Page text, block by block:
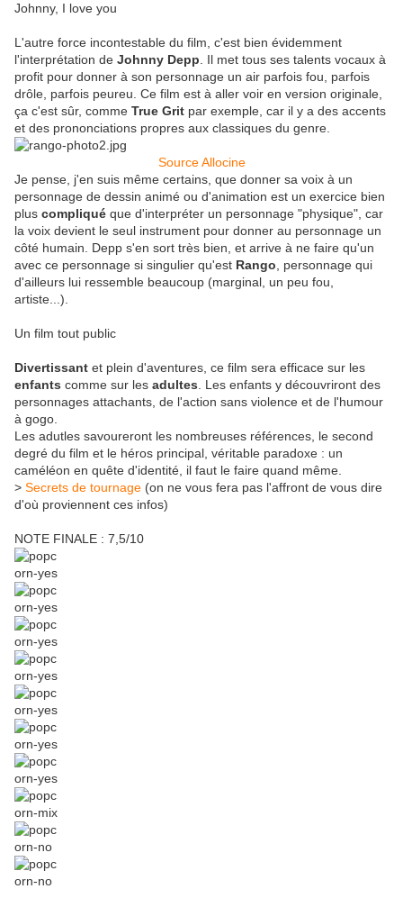
Johnny, I love you
L'autre force incontestable du film, c'est bien évidemment
l'interprétation de Johnny Depp . Il met tous ses talents vocaux à
profit pour donner à son personnage un air parfois fou, parfois
drôle, parfois peureu. Ce film est à aller voir en version originale,
ça c'est sûr, comme True Grit par exemple, car il y a des accents
et des prononciations propres aux classiques du genre.
Source Allocine
Je pense, j'en suis même certains, que donner sa voix à un
personnage de dessin animé ou d'animation est un exercice bien
plus compliqué que d'interpréter un personnage "physique", car
la voix devient le seul instrument pour donner au personnage un
côté humain. Depp s'en sort très bien, et arrive à ne faire qu'un
avec ce personnage si singulier qu'est Rango , personnage qui
d'ailleurs lui ressemble beaucoup (marginal, un peu fou,
artiste...).
Un film tout public
Divertissant et plein d'aventures, ce film sera efficace sur les
enfants comme sur les adultes . Les enfants y découvriront des
personnages attachants, de l'action sans violence et de l'humour
à gogo.
Les adutles savoureront les nombreuses références, le second
degré du film et le héros principal, véritable paradoxe : un
caméléon en quête d'identité, il faut le faire quand même.
> Secrets de tournage (on ne vous fera pas l'affront de vous dire
d'où proviennent ces infos)
NOTE FINALE : 7,5/10